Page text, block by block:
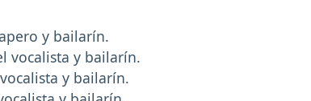
y bailarín.
vocalista y bailarín.
y bailarín.